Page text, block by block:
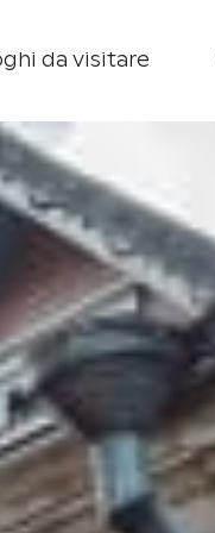
da visitare